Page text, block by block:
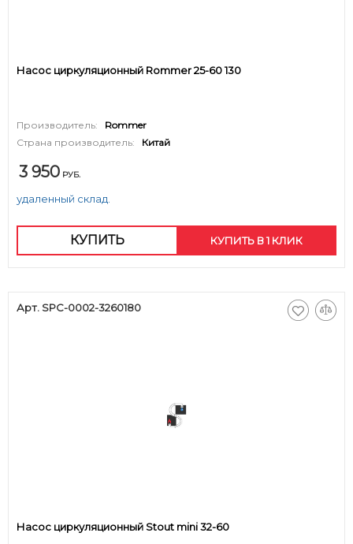
Насос циркуляционный Rommer 25-60 130
Производитель:
Rommer
Страна производитель:
Китай
3 950 РУБ.
удаленный склад.
КУПИТЬ КУПИТЬ В 1 КЛИК
Арт. SPC-0002-3260180
Насос циркуляционный Stout mini 32-60